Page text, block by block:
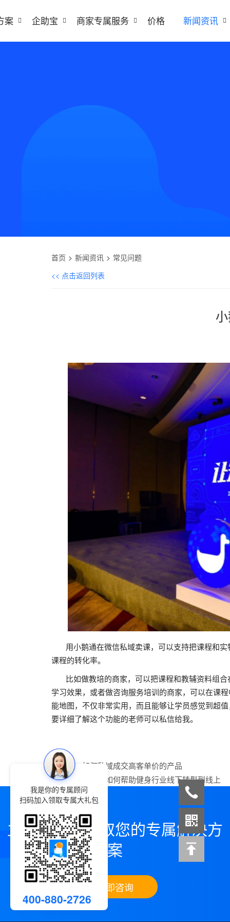
案 企助宝 商家专属服务 价格 新闻资讯
首页 新闻资讯
常见问题
<< 点击返回列表
用小鹅通在微信私域卖课，可以支持把课程和实
课程的转化率。
比如做教培的商家，可以把课程和教辅资料组合
学习效果，或者做咨询服务培训的商家，可以在课
能地图，不仅非常实用，而且能够让学员感觉到超
要详细了解这个功能的老师可以私信给我。
上一篇：
如何私域成交高客单价的产品
下一篇：
小鹅通如何帮助健身行业线下转型到线上
立即咨询，领取您的专属解决方
案
立即咨询
我是你的专属顾问
扫码加入领取专属大礼包
400-880-2726